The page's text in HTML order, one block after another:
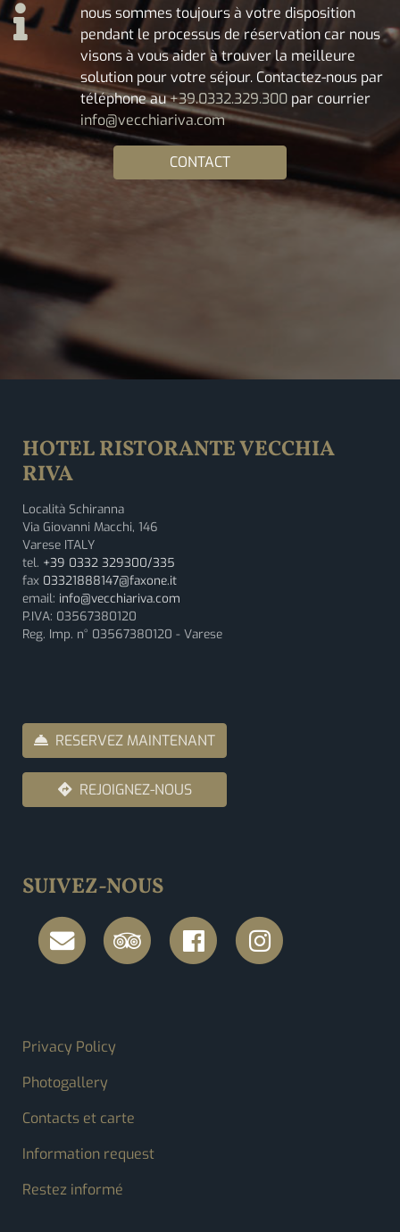
nous sommes toujours à votre disposition
pendant le processus de réservation car nous
visons à vous aider à trouver la meilleure
solution pour votre séjour. Contactez-nous par
téléphone au+39.0332.329.300par courrier
info@vecchiariva.com
CONTACT
HOTEL RISTORANTE VECCHIA
RIVA
Località Schiranna
Via Giovanni Macchi, 146
Varese ITALY
tel. +39 0332 329300/335
fax 03321888147@faxone.it
email: info@vecchiariva.com
P.IVA: 03567380120
Reg. Imp. n° 03567380120 - Varese
RESERVEZ MAINTENANT
REJOIGNEZ-NOUS
SUIVEZ-NOUS
FOOTER MENU
Privacy Policy
Photogallery
Contacts et carte
Information request
Restez informé